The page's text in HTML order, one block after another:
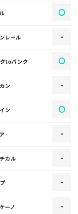
※任意]
を行います。
ます。
〇
レール -
toバンク 〇
ン -
ン 〇
-
カル -
-
ーノ -